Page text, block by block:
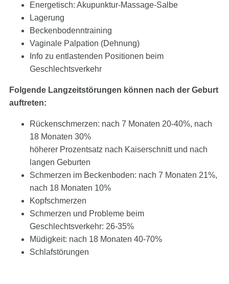
Energetisch: Akupunktur-Massage-Salbe
Lagerung
Beckenbodenntraining
Vaginale Palpation (Dehnung)
Info zu entlastenden Positionen beim
Geschlechtsverkehr
Folgende Langzeitstörungen können nach der Geburt
auftreten:
Rückenschmerzen: nach 7 Monaten 20-40%, nach
18 Monaten 30%
höherer Prozentsatz nach Kaiserschnitt und nach
langen Geburten
Schmerzen im Beckenboden: nach 7 Monaten 21%,
nach 18 Monaten 10%
Kopfschmerzen
Schmerzen und Probleme beim
Geschlechtsverkehr: 26-35%
Müdigkeit: nach 18 Monaten 40-70%
Schlafstörungen